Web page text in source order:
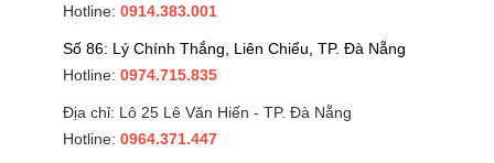
Hotline: 0914.383.001
Số 86: Lý Chính Thắng, Liên Chiểu, TP. Đà Nẵng
Hotline: 0974.715.835
Địa chỉ: Lô 25 Lê Văn Hiến - TP. Đà Nẵng
Hotline: 0964.371.447